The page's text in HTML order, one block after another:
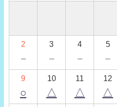
2
－
3
－
4
－
5
－
9
○
10
△
11
△
12
△